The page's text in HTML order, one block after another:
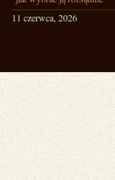
11 czerwca, 2026